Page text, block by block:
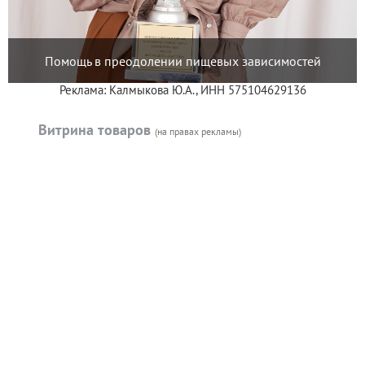
Помощь в преодолении пищевых зависимостей
Реклама: Калмыкова Ю.А., ИНН 575104629136
Витрина товаров (на правах рекламы)